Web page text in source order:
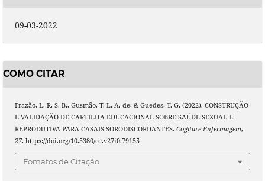
09-03-2022
COMO CITAR
Frazão, L. R. S. B., Gusmão, T. L. A. de, & Guedes, T. G. (2022). CONSTRUÇÃO
E VALIDAÇÃO DE CARTILHA EDUCACIONAL SOBRE SAÚDE SEXUAL E
REPRODUTIVA PARA CASAIS SORODISCORDANTES. Cogitare Enfermagem,
27. https://doi.org/10.5380/ce.v27i0.79155
Fomatos de Citação